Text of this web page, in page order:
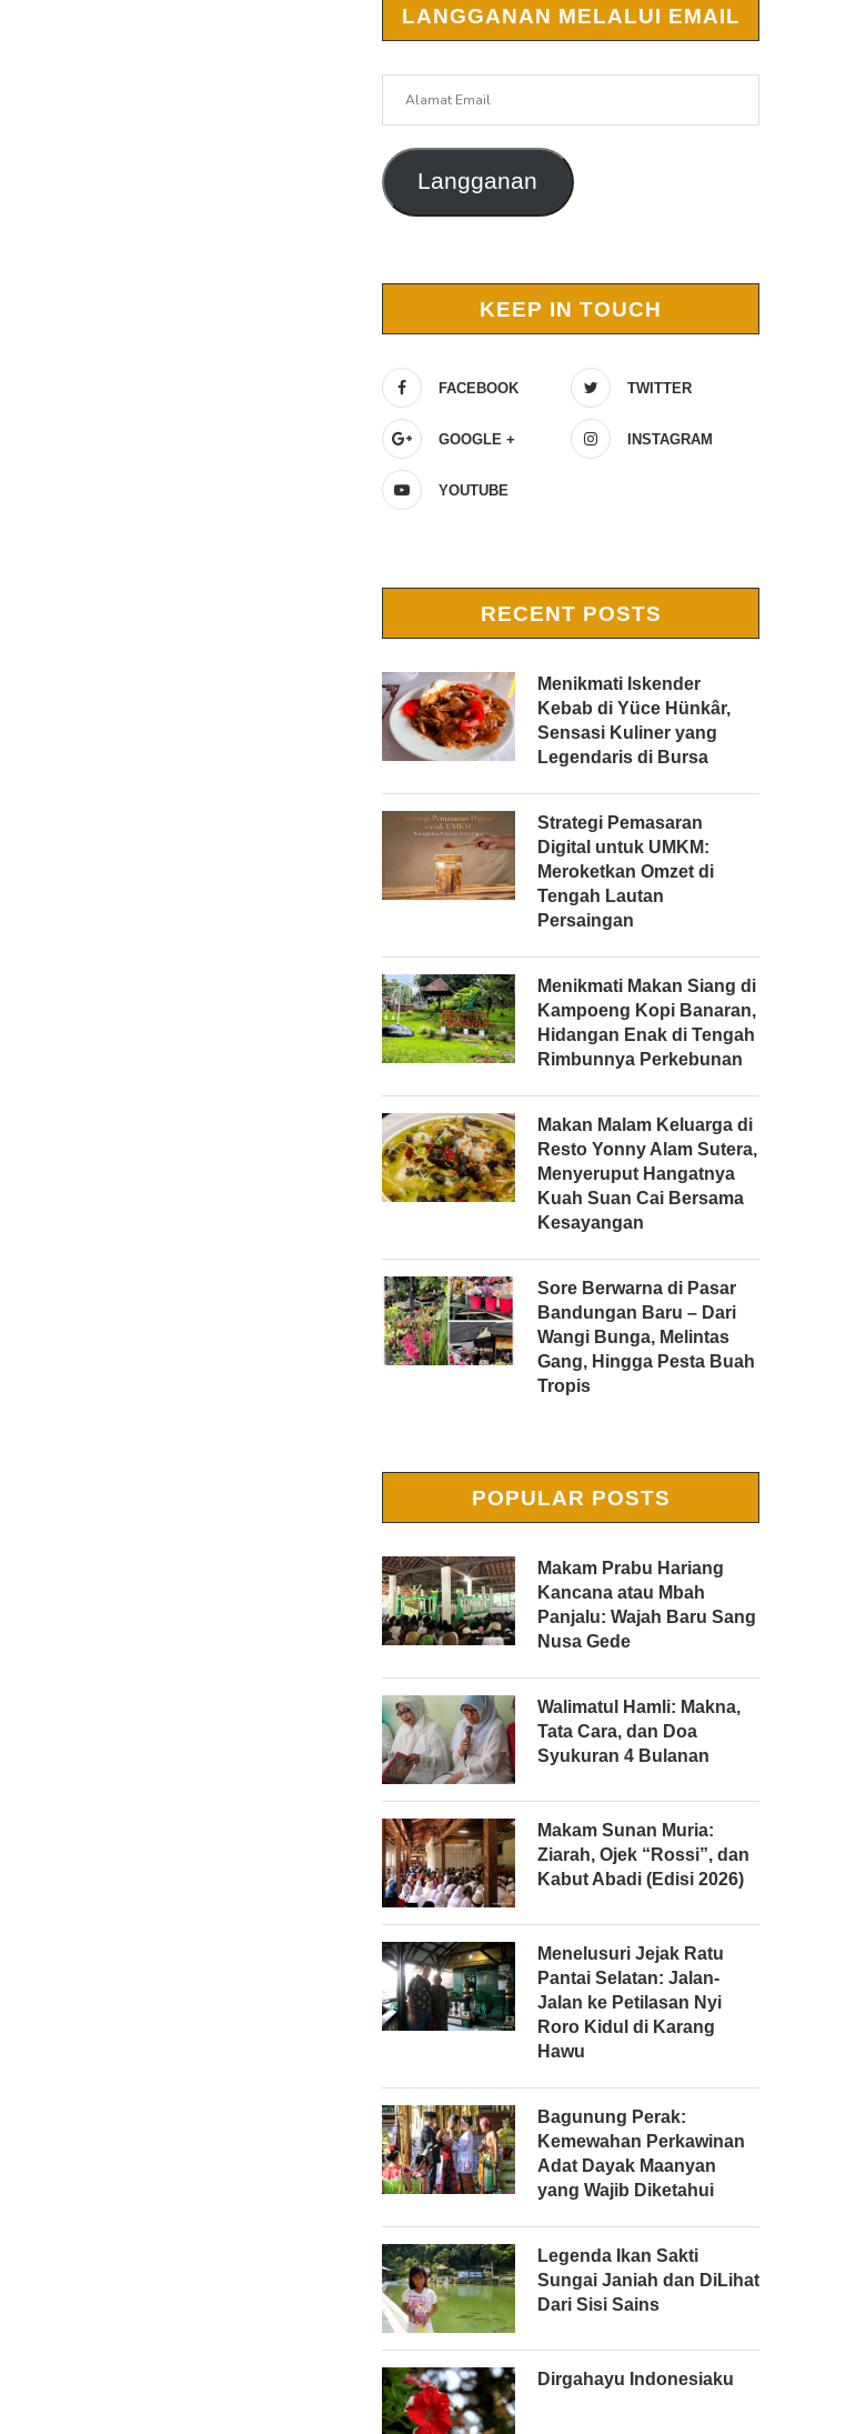
LANGGANAN MELALUI EMAIL
Langganan
KEEP IN TOUCH
FACEBOOK TWITTER
GOOGLE + INSTAGRAM
YOUTUBE
RECENT POSTS
Menikmati Iskender
Kebab di Yüce Hünkâr,
Sensasi Kuliner yang
Legendaris di Bursa
Strategi Pemasaran
Digital untuk UMKM:
Meroketkan Omzet di
Tengah Lautan
Persaingan
Menikmati Makan Siang di
Kampoeng Kopi Banaran,
Hidangan Enak di Tengah
Rimbunnya Perkebunan
Makan Malam Keluarga di
Resto Yonny Alam Sutera,
Menyeruput Hangatnya
Kuah Suan Cai Bersama
Kesayangan
Sore Berwarna di Pasar
Bandungan Baru – Dari
Wangi Bunga, Melintas
Gang, Hingga Pesta Buah
Tropis
POPULAR POSTS
Makam Prabu Hariang
Kancana atau Mbah
Panjalu: Wajah Baru Sang
Nusa Gede
Walimatul Hamli: Makna,
Tata Cara, dan Doa
Syukuran 4 Bulanan
Makam Sunan Muria:
Ziarah, Ojek “Rossi”, dan
Kabut Abadi (Edisi 2026)
Menelusuri Jejak Ratu
Pantai Selatan: Jalan-
Jalan ke Petilasan Nyi
Roro Kidul di Karang
Hawu
Bagunung Perak:
Kemewahan Perkawinan
Adat Dayak Maanyan
yang Wajib Diketahui
Legenda Ikan Sakti
Sungai Janiah dan DiLihat
Dari Sisi Sains
Dirgahayu Indonesiaku